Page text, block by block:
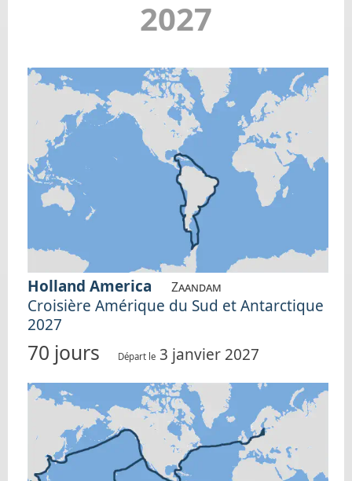
2027
Holland America Zaandam
Croisière Amérique du Sud et Antarctique
2027
70 jours Départ le 3 janvier 2027